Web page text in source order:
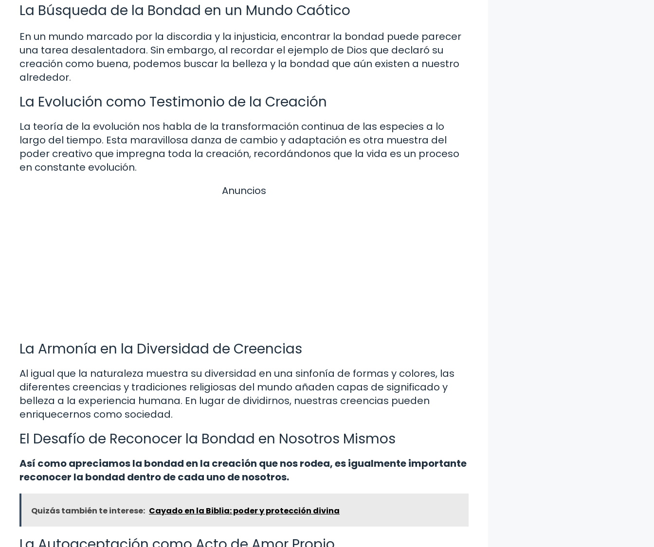
La Búsqueda de la Bondad en un Mundo Caótico
En un mundo marcado por la discordia y la injusticia, encontrar la bondad puede parecer
una tarea desalentadora. Sin embargo, al recordar el ejemplo de Dios que declaró su
creación como buena, podemos buscar la belleza y la bondad que aún existen a nuestro
alrededor.
La Evolución como Testimonio de la Creación
La teoría de la evolución nos habla de la transformación continua de las especies a lo
largo del tiempo. Esta maravillosa danza de cambio y adaptación es otra muestra del
poder creativo que impregna toda la creación, recordándonos que la vida es un proceso
en constante evolución.
Anuncios
La Armonía en la Diversidad de Creencias
Al igual que la naturaleza muestra su diversidad en una sinfonía de formas y colores, las
diferentes creencias y tradiciones religiosas del mundo añaden capas de significado y
belleza a la experiencia humana. En lugar de dividirnos, nuestras creencias pueden
enriquecernos como sociedad.
El Desafío de Reconocer la Bondad en Nosotros Mismos
Así como apreciamos la bondad en la creación que nos rodea, es igualmente importante
reconocer la bondad dentro de cada uno de nosotros.
Quizás también te interese: Cayado en la Biblia: poder y protección divina